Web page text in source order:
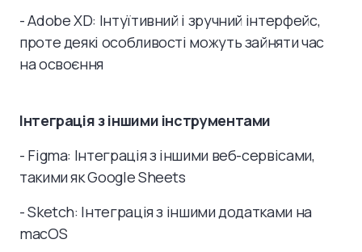
- Adobe XD: Інтуїтивний і зручний інтерфейс,
проте деякі особливості можуть зайняти час
на освоєння
Інтеграція з іншими інструментами
- Figma: Інтеграція з іншими веб-сервісами,
такими як Google Sheets
- Sketch: Інтеграція з іншими додатками на
macOS